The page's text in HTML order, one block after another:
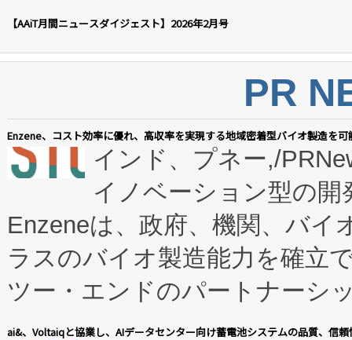
【AAiT月間ニュースダイジェスト】2026年2月号
PR
Enzene、コスト効率に優れ、高収率を実現する地域密着型バイオ製造を
インド、プネー,/
イノベーション型の
Enzeneは、政府、機関、バイ
ラスのバイオ製造能力を確立
ツー・エンドのパートナーシ
表しました。 同社の実績ある
ai&、Voltaiqと協業し、AIデータセンター向け蓄電池システムの品質、信